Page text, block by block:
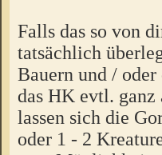
Falls das so von
tatsächlich
Bauern und /
das HK evtl. ganz
lassen sich die
oder 1 - 2